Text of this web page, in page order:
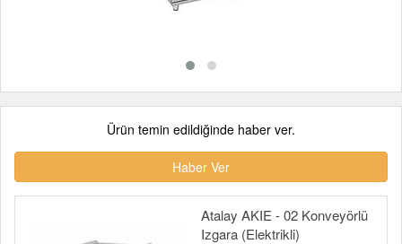
Ürün temin edildiğinde haber ver.
Haber Ver
Atalay AKIE - 02 Konveyörlü
Izgara (Elektrikli)